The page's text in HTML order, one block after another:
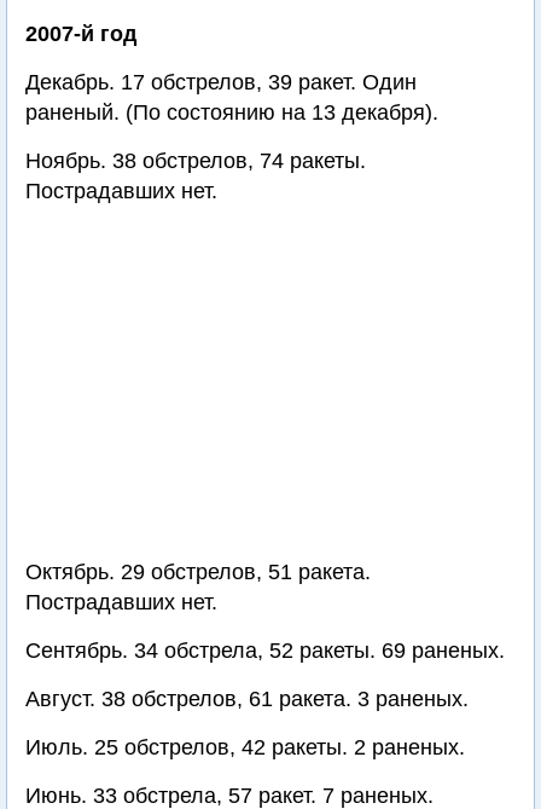
2007-й год
Декабрь. 17 обстрелов, 39 ракет. Один
раненый. (По состоянию на 13 декабря).
Ноябрь. 38 обстрелов, 74 ракеты.
Пострадавших нет.
Октябрь. 29 обстрелов, 51 ракета.
Пострадавших нет.
Сентябрь. 34 обстрела, 52 ракеты. 69 раненых.
Август. 38 обстрелов, 61 ракета. 3 раненых.
Июль. 25 обстрелов, 42 ракеты. 2 раненых.
Июнь. 33 обстрела, 57 ракет. 7 раненых.